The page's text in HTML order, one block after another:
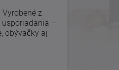
z
–
obývačky aj